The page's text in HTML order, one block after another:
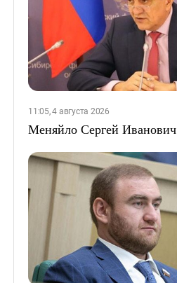
11:05, 4 августа 2026
Меняйло Сергей Иванович